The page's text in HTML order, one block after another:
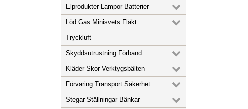
Elprodukter Lampor Batterier
Löd Gas Minisvets Fläkt
Tryckluft
Skyddsutrustning Förband
Kläder Skor Verktygsbälten
Förvaring Transport Säkerhet
Stegar Ställningar Bänkar